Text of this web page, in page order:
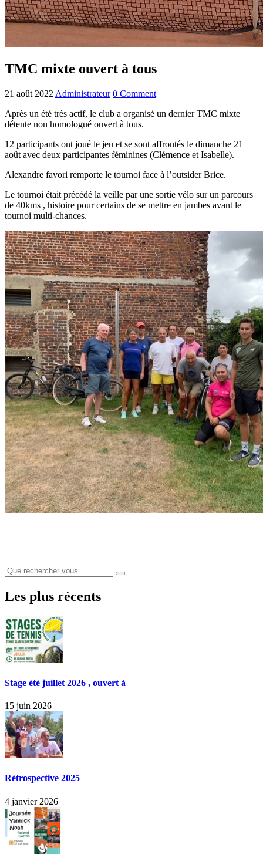
TMC mixte ouvert à tous
21 août 2022 Administrateur 0 Comment
Après un été très actif, le club a organisé un dernier TMC mixte
détente non homologué ouvert à tous.
12 participants ont joué le jeu et se sont affrontés le dimanche 21
août avec deux participantes féminines (Clémence et Isabelle).
Alexandre favori remporte le tournoi face à l’outsider Brice.
Le tournoi était précédé la veille par une sortie vélo sur un parcours
de 40kms , histoire pour certains de se mettre en jambes avant le
tournoi multi-chances.
Les plus récents
Stage été juillet 2026 , ouvert à
15 juin 2026
Rétrospective 2025
4 janvier 2026